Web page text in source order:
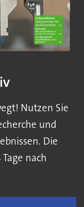
Nutzen Sie
und
Die
nach